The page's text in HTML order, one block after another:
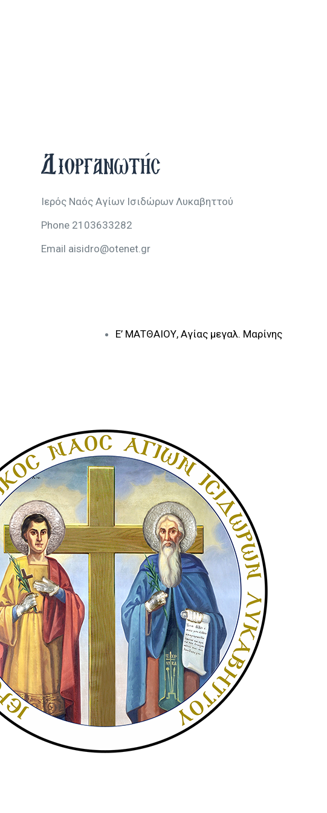
Διοργανωτής
Ιερός Ναός Αγίων Ισιδώρων Λυκαβηττού
Phone 2103633282
Email aisidro@otenet.gr
Ε’ ΜΑΤΘΑΙΟΥ, Αγίας μεγαλ. Μαρίνης